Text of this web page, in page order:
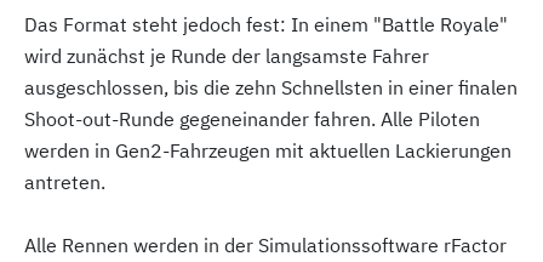
Das Format steht jedoch fest: In einem "Battle Royale"
wird zunächst je Runde der langsamste Fahrer
ausgeschlossen, bis die zehn Schnellsten in einer finalen
Shoot-out-Runde gegeneinander fahren. Alle Piloten
werden in Gen2-Fahrzeugen mit aktuellen Lackierungen
antreten.
Alle Rennen werden in der Simulationssoftware rFactor